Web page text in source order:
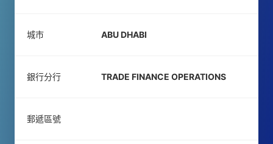
城市 ABU DHABI
銀行分行 TRADE FINANCE OPERATIONS
郵遞區號